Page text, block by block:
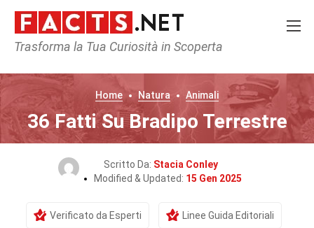
Trasforma la Tua Curiosità in Scoperta
Home Natura Animali
36 Fatti Su Bradipo Terrestre
Scritto Da: Stacia Conley
Modified & Updated: 15 Gen 2025
Verificato da Esperti Linee Guida Editoriali